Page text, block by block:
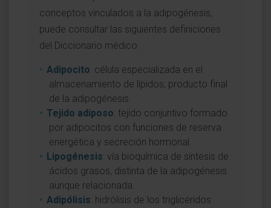
conceptos vinculados a la adipogénesis,
puede consultar las siguientes definiciones
del Diccionario médico:
Adipocito: célula especializada en el
almacenamiento de lípidos, producto final
de la adipogénesis.
Tejido adiposo: tejido conjuntivo formado
por adipocitos con funciones de reserva
energética y secreción hormonal.
Lipogénesis: vía bioquímica de síntesis de
ácidos grasos, distinta de la adipogénesis
aunque relacionada.
Adipólisis: hidrólisis de los triglicéridos